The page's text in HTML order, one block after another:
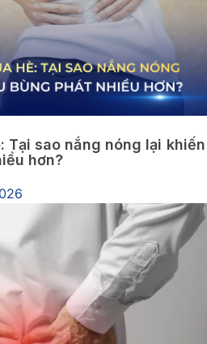
sao nắng nóng lại khiến
hơn?